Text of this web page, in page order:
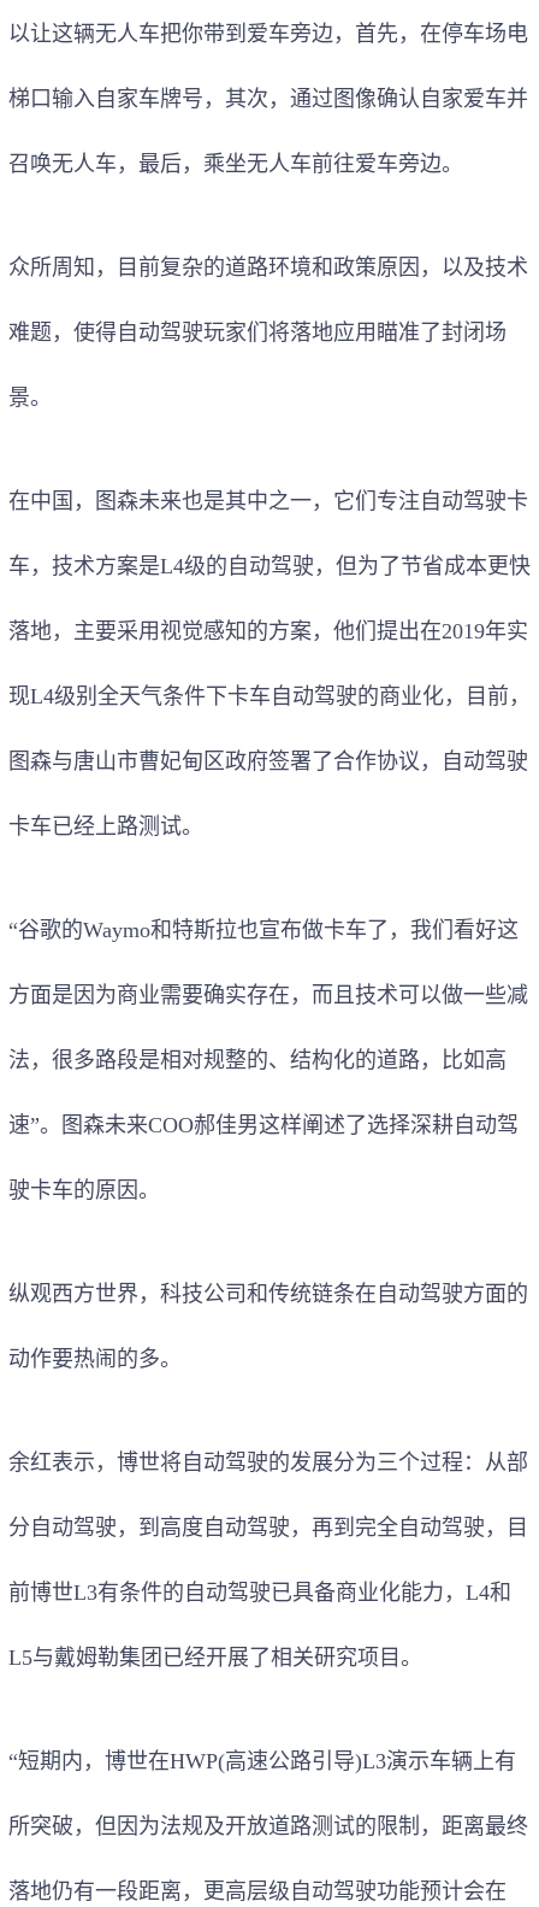
以让这辆无人车把你带到爱车旁边，首先，在停车场电
梯口输入自家车牌号，其次，通过图像确认自家爱车并
召唤无人车，最后，乘坐无人车前往爱车旁边。
众所周知，目前复杂的道路环境和政策原因，以及技术
难题，使得自动驾驶玩家们将落地应用瞄准了封闭场
景。
在中国，图森未来也是其中之一，它们专注自动驾驶卡
车，技术方案是L4级的自动驾驶，但为了节省成本更快
落地，主要采用视觉感知的方案，他们提出在2019年实
现L4级别全天气条件下卡车自动驾驶的商业化，目前，
图森与唐山市曹妃甸区政府签署了合作协议，自动驾驶
卡车已经上路测试。
“谷歌的Waymo和特斯拉也宣布做卡车了，我们看好这
方面是因为商业需要确实存在，而且技术可以做一些减
法，很多路段是相对规整的、结构化的道路，比如高
速”。图森未来COO郝佳男这样阐述了选择深耕自动驾
驶卡车的原因。
纵观西方世界，科技公司和传统链条在自动驾驶方面的
动作要热闹的多。
余红表示，博世将自动驾驶的发展分为三个过程：从部
分自动驾驶，到高度自动驾驶，再到完全自动驾驶，目
前博世L3有条件的自动驾驶已具备商业化能力，L4和
L5与戴姆勒集团已经开展了相关研究项目。
“短期内，博世在HWP(高速公路引导)L3演示车辆上有
所突破，但因为法规及开放道路测试的限制，距离最终
落地仍有一段距离，更高层级自动驾驶功能预计会在